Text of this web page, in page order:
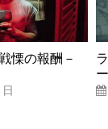
慄の報酬－
ー